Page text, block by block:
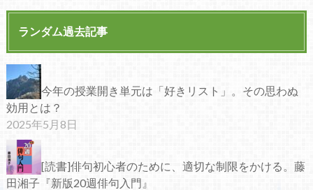
ランダム過去記事
今年の授業開き単元は「好きリスト」。その思わぬ
効用とは？
2025年5月8日
[読書]俳句初心者のために、適切な制限をかける。藤
田湘子『新版20週俳句入門』